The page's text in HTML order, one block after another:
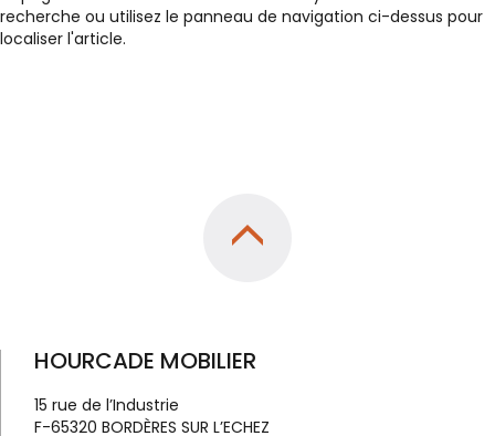
recherche ou utilisez le panneau de navigation ci-dessus pour
localiser l'article.
HOURCADE MOBILIER
15 rue de l’Industrie
F-65320 BORDÈRES SUR L’ECHEZ